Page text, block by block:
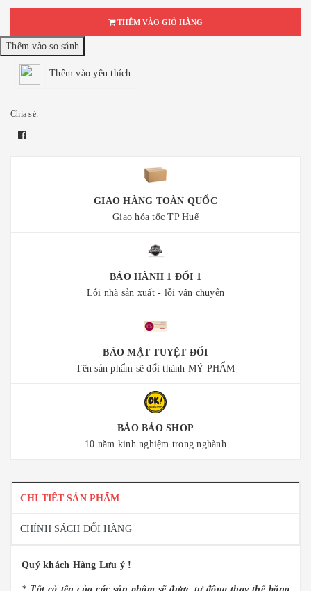
THÊM VÀO GIỎ HÀNG
Thêm vào yêu thích
Chia sẻ:
GIAO HÀNG TOÀN QUỐC
Giao hỏa tốc TP Huế
BẢO HÀNH 1 ĐỔI 1
Lỗi nhà sản xuất - lỗi vận chuyển
BẢO MẬT TUYỆT ĐỐI
Tên sản phẩm sẽ đổi thành MỸ PHẨM
BẢO BẢO SHOP
10 năm kinh nghiệm trong nghành
CHI TIẾT SẢN PHẨM
CHÍNH SÁCH ĐỔI HÀNG
Quý khách Hàng Lưu ý !